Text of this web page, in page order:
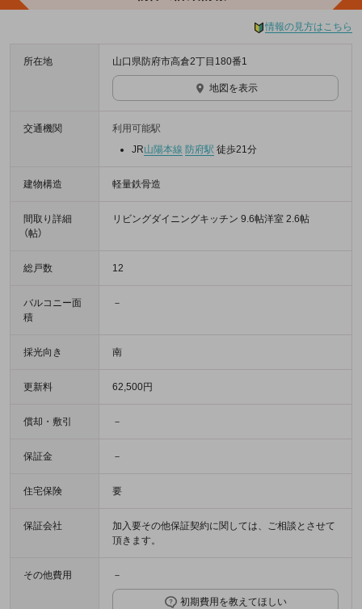
情報の見方はこちら
所在地 山口県防府市高倉2丁目180番1
地図を表示
交通機関
利用可能駅
JR山陽本線 防府駅 徒歩21分
建物構造 軽量鉄骨造
間取り詳細
（帖）
リビングダイニングキッチン 9.6帖洋室 2.6帖
総戸数 12
バルコニー面
積
－
採光向き 南
更新料 62,500円
償却・敷引 －
保証金 －
住宅保険 要
保証会社
加入要その他保証契約に関しては、ご相談とさせて
頂きます。
その他費用 －
初期費用を教えてほしい